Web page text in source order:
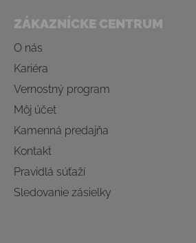
ZÁKAZNÍCKE CENTRUM
O nás
Kariéra
Vernostný program
Môj účet
Kamenná predajňa
Kontakt
Pravidlá súťaží
Sledovanie zásielky